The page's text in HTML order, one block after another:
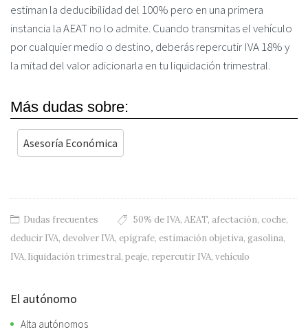
estiman la deducibilidad del 100% pero en una primera
instancia la AEAT no lo admite. Cuando transmitas el vehículo
por cualquier medio o destino, deberás repercutir IVA 18% y
la mitad del valor adicionarla en tu liquidación trimestral.
Más dudas sobre:
Asesoría Económica
Dudas frecuentes 50% de IVA, AEAT, afectación, coche,
deducir IVA, devolver IVA, epígrafe, estimación objetiva, gasolina,
IVA, liquidación trimestral, peaje, repercutir IVA, vehículo
El autónomo
Alta autónomos